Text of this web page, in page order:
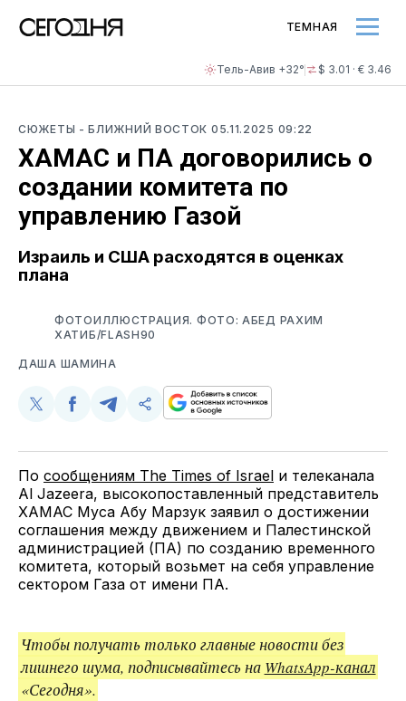
Тель-Авив +32° $ 3.01 · € 3.46
ТЕМНАЯ
СЮЖЕТЫ - БЛИЖНИЙ ВОСТОК 05.11.2025 09:22
ХАМАС и ПА договорились о
создании комитета по
управлению Газой
Израиль и США расходятся в оценках
плана
ФОТОИЛЛЮСТРАЦИЯ. ФОТО: АБЕД РАХИМ
ХАТИБ/FLASH90
ДАША ШАМИНА
Поделиться
Twitter
Поделиться
Facebook
Поделиться
Telegram
Скопируйте
поделитесь
ссылкой
По сообщениям The Times of Israel и телеканала
Al Jazeera, высокопоставленный представитель
ХАМАС Муса Абу Марзук заявил о достижении
соглашения между движением и Палестинской
администрацией (ПА) по созданию временного
комитета, который возьмет на себя управление
сектором Газа от имени ПА.
Чтобы получать только главные новости без
лишнего шума, подписывайтесь на WhatsApp-канал
«Сегодня».